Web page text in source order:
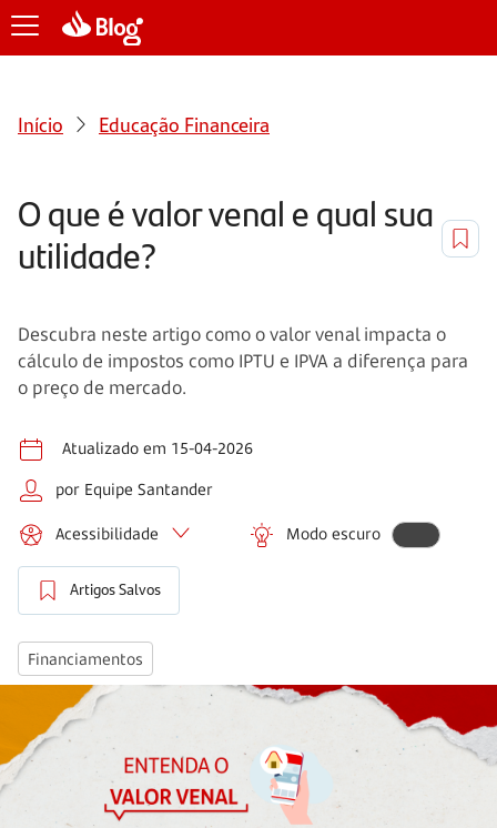
Início Educação Financeira
O que é valor venal e qual sua
utilidade?
Descubra neste artigo como o valor venal impacta o
cálculo de impostos como IPTU e IPVA a diferença para
o preço de mercado.
Atualizado em 15-04-2026
por Equipe Santander
Acessibilidade Modo escuro
Artigos Salvos
Financiamentos